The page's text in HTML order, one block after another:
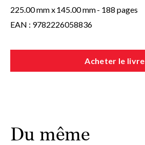
225.00 mm x145.00 mm- 188 pages
EAN : 9782226058836
Acheter le livre
Du même